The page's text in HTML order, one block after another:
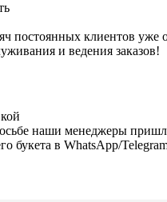
постоянных клиентов уже
и ведения заказов!
наши менеджеры
букета в WhatsApp/